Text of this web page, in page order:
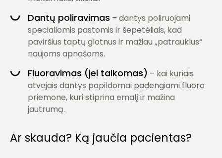
Dantų poliravimas – dantys poliruojami
specialiomis pastomis ir šepetėliais, kad
paviršius taptų glotnus ir mažiau „patrauklus“
naujoms apnašoms.
Fluoravimas (jei taikomas) – kai kuriais
atvejais dantys papildomai padengiami fluoro
priemone, kuri stiprina emalį ir mažina
jautrumą.
Ar skauda? Ką jaučia pacientas?